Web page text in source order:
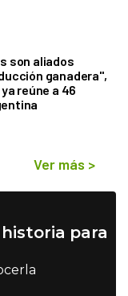
son aliados
ganadera",
reúne a 46
Ver más >
para